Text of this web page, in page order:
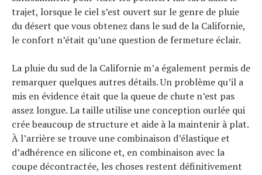
trajet, lorsque le ciel s’est ouvert sur le genre de pluie
du désert que vous obtenez dans le sud de la Californie,
le confort n’était qu’une question de fermeture éclair.
La pluie du sud de la Californie m’a également permis de
remarquer quelques autres détails. Un problème qu’il a
mis en évidence était que la queue de chute n’est pas
assez longue. La taille utilise une conception ourlée qui
crée beaucoup de structure et aide à la maintenir à plat.
À l’arrière se trouve une combinaison d’élastique et
d’adhérence en silicone et, en combinaison avec la
coupe décontractée, les choses restent définitivement